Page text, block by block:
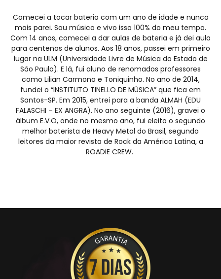
Comecei a tocar bateria com um ano de idade e nunca
mais parei. Sou músico e vivo isso 100% do meu tempo.
Com 14 anos, comecei a dar aulas de bateria e já dei aula
para centenas de alunos. Aos 18 anos, passei em primeiro
lugar na ULM (Universidade Livre de Música do Estado de
São Paulo). E lá, fui aluno de renomados professores
como Lilian Carmona e Toniquinho. No ano de 2014,
fundei o “INSTITUTO TINELLO DE MÚSICA” que fica em
Santos-SP. Em 2015, entrei para a banda ALMAH (EDU
FALASCHI – EX ANGRA). No ano seguinte (2016), gravei o
álbum E.V.O, onde no mesmo ano, fui eleito o segundo
melhor baterista de Heavy Metal do Brasil, segundo
leitores da maior revista de Rock da América Latina, a
ROADIE CREW.